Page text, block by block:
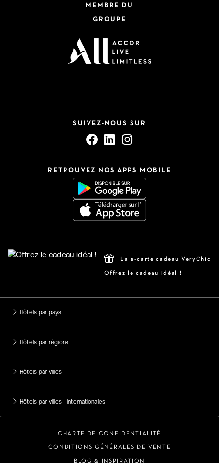
MEMBRE DU
GROUPE
SUIVEZ-NOUS SUR
RETROUVEZ NOS APPS MOBILE
La e-carte cadeau VeryChic
Offrez le cadeau idéal !
Hôtels par pays
Hôtels par régions
Hôtels par villes
Hôtels par villes - internationales
CHARTE DE CONFIDENTIALITÉ
CONDITIONS GÉNÉRALES DE VENTE
BLOG & INSPIRATION